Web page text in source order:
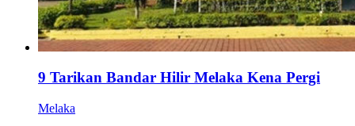
9 Tarikan Bandar Hilir Melaka Kena Pergi
Melaka